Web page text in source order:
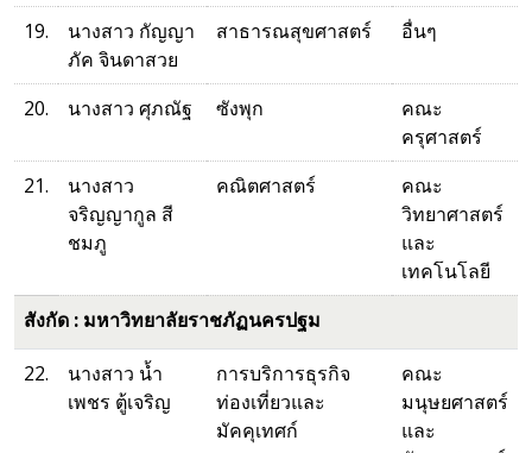
19.
นางสาว กัญญา
ภัค จินดาสวย
สาธารณสุขศาสตร์ อื่นๆ
20. นางสาว ศุภณัฐ ซังพุก
คณะ
ครุศาสตร์
21.
นางสาว
จริญญากูล สี
ชมภู
คณิตศาสตร์
คณะ
วิทยาศาสตร์
และ
เทคโนโลยี
สังกัด : มหาวิทยาลัยราชภัฏนครปฐม
22.
นางสาว น้ำ
เพชร ตู้เจริญ
การบริการธุรกิจ
ท่องเที่ยวและ
มัคคุเทศก์
คณะ
มนุษยศาสตร์
และ